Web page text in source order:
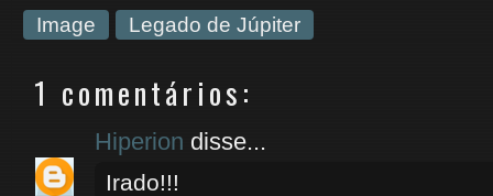
Image Legado de Júpiter
1 comentários:
Hiperion disse...
Irado!!!